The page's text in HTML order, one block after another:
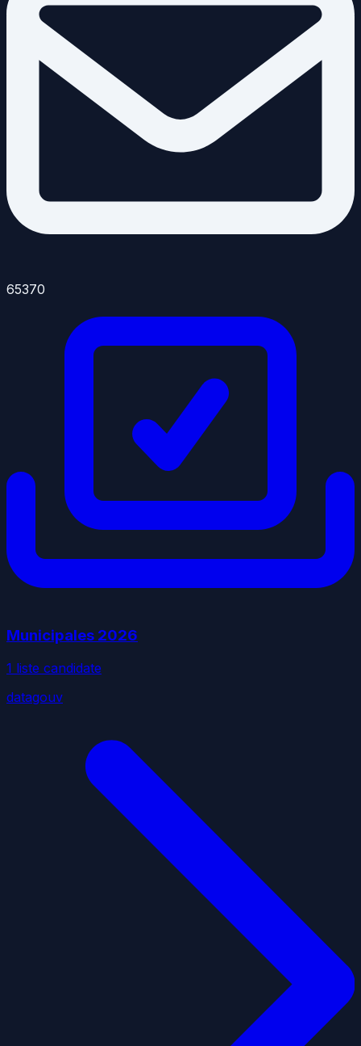
65370
Municipales 2026
1 liste candidate
datagouv